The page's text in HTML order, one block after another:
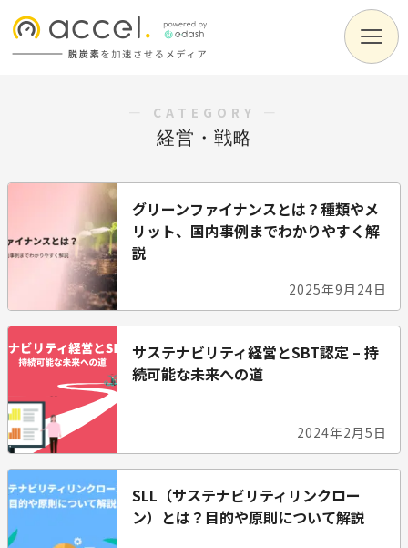
― CATEGORY ―
経営・戦略
グリーンファイナンスとは？種類やメ
リット、国内事例までわかりやすく解
説
2025年9月24日
サステナビリティ経営とSBT認定 – 持
続可能な未来への道
2024年2月5日
SLL（サステナビリティリンクロー
ン）とは？目的や原則について解説